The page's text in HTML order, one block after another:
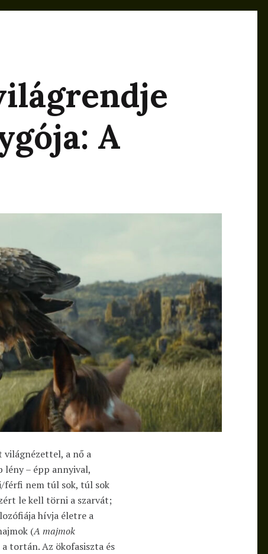
A
a nő a
lény – épp annyival,
férfi nem túl sok, túl sok
le kell törni a szarvát;
hívja életre a
(A majmok
a tortán. Az ökofasiszta és